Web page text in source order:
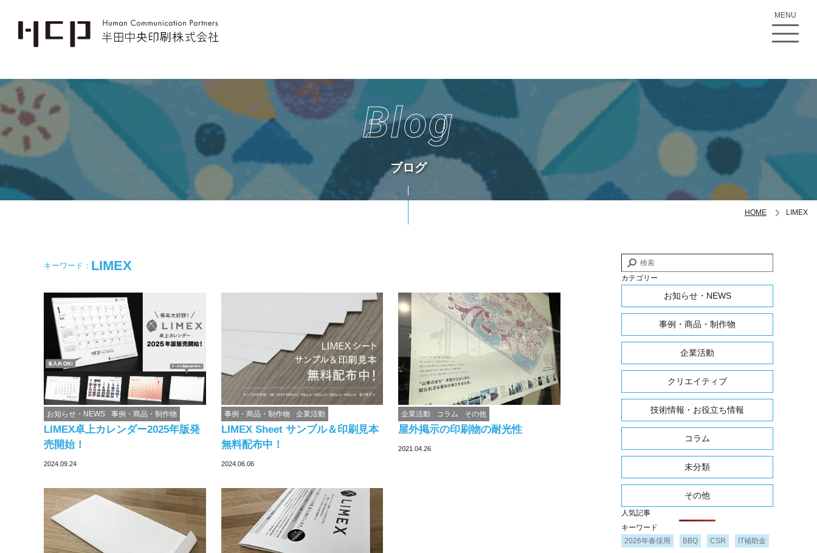
MENU
Blog
ブログ
HOME LIMEX
キーワード： LIMEX
LIMEX卓上カレンダー2025年版発
売開始！
お知らせ・NEWS 事例・商品・制作物
2024.09.24
LIMEX Sheet サンプル＆印刷見本
無料配布中！
事例・商品・制作物 企業活動
2024.06.06
屋外掲示の印刷物の耐光性
企業活動 コラム その他
2021.04.26
カテゴリー
お知らせ・NEWS
事例・商品・制作物
企業活動
クリエイティブ
技術情報・お役立ち情報
コラム
未分類
その他
人気記事
キーワード
2026年春採用
BBQ CSR IT補助金